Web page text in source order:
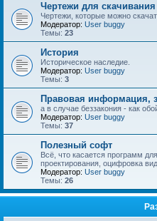
Чертежи для скачивания
Чертежи, которые можно
Модератор: User buggy
Темы: 23
История
Историческое наследие.
Модератор: User buggy
Темы: 3
Правовая информация,
а в случае беззакония - как
Модератор: User buggy
Темы: 37
Полезный софт
Всё, что касается программ
проектирования, оцифровка
Модератор: User buggy
Темы: 26